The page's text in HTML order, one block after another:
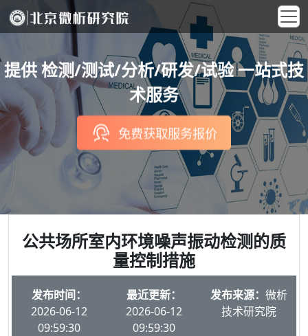
提供 检测/测试/分析/研发/试验 一站式技
术服务
免费获取服务报价
公共场所室内环境噪声振动检测的质
量控制措施
发布时间：
2026-06-12
09:59:30
最近更新：
2026-06-12
09:59:30
发布来源： 微析
技术研究院